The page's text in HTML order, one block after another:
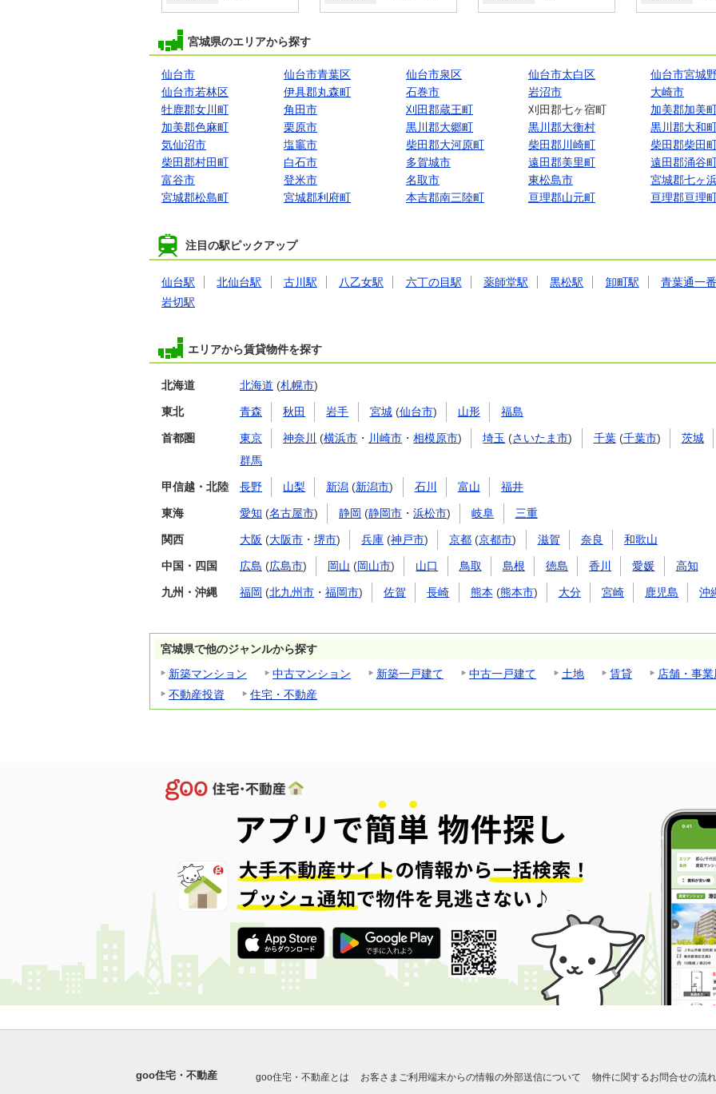
宮城県のエリアから探す
仙台市 仙台市青葉区 仙台市泉区 仙台市太白区
仙台市宮城
仙台市若林区
伊具郡丸森町 石巻市 岩沼市
大崎市
牡鹿郡女川町
角田市 刈田郡蔵王町 刈田郡七ヶ宿町
加美郡加美
加美郡色麻町
栗原市 黒川郡大郷町 黒川郡大衡村
黒川郡大和
気仙沼市
塩竈市 柴田郡大河原町 柴田郡川崎町
柴田郡柴田
柴田郡村田町
白石市 多賀城市 遠田郡美里町
遠田郡涌谷
富谷市
登米市 名取市 東松島市
宮城郡七ヶ
宮城郡松島町
宮城郡利府町 本吉郡南三陸町 亘理郡山元町 亘理郡亘理
注目の駅ピックアップ
仙台駅 北仙台駅 古川駅 八乙女駅 六丁の目駅 薬師堂駅 黒松駅 卸町駅
青葉通一
岩切駅
エリアから賃貸物件を探す
北海道 北海道 (札幌市)
東北 青森 秋田 岩手 宮城(仙台市) 山形 福島
首都圏 東京 神奈川 (横浜市 ・ 川崎市 ・相模原市) 埼玉 (さいたま市) 千葉(千葉市) 茨城
群馬
甲信越・北陸 長野 山梨 新潟 (新潟市) 石川 富山 福井
東海 愛知 (名古屋市) 静岡 (静岡市 ・浜松市) 岐阜 三重
関西 大阪 (大阪市 ・ 堺市) 兵庫 (神戸市) 京都 (京都市) 滋賀 奈良 和歌山
中国・四国 広島 (広島市) 岡山 (岡山市) 山口 鳥取 島根 徳島 香川 愛媛 高知
九州・沖縄 福岡 (北九州市 ・ 福岡市) 佐賀 長崎 熊本 (熊本市) 大分 宮崎 鹿児島 沖
宮城県で他のジャンルから探す
新築マンション
中古マンション 新築一戸建て 中古一戸建て 土地 賃貸
店舗・事業
不動産投資
住宅・不動産
goo住宅・不動産 goo住宅・不動産とは お客さまご利用端末からの情報の外部送信について 物件に関するお問合せの流れ